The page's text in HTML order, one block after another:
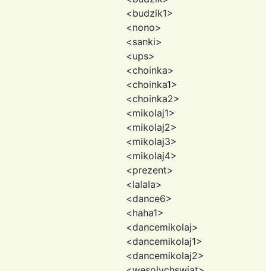
<budzik1>
<nono>
<sanki>
<ups>
<choinka>
<choinka1>
<choinka2>
<mikolaj1>
<mikolaj2>
<mikolaj3>
<mikolaj4>
<prezent>
<lalala>
<dance6>
<haha1>
<dancemikolaj>
<dancemikolaj1>
<dancemikolaj2>